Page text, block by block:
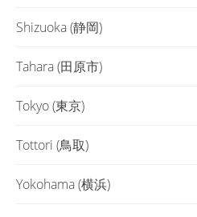
Shizuoka (静岡)
Tahara (田原市)
Tokyo (東京)
Tottori (鳥取)
Yokohama (横浜)